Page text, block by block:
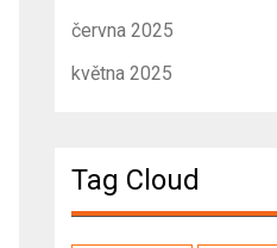
června 2025
května 2025
Tag Cloud